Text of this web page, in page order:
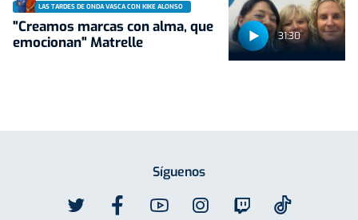
31:30
LAS TARDES DE ONDA VASCA CON KIKE ALONSO
"Creamos marcas con alma, que
emocionan" Matrelle
Síguenos